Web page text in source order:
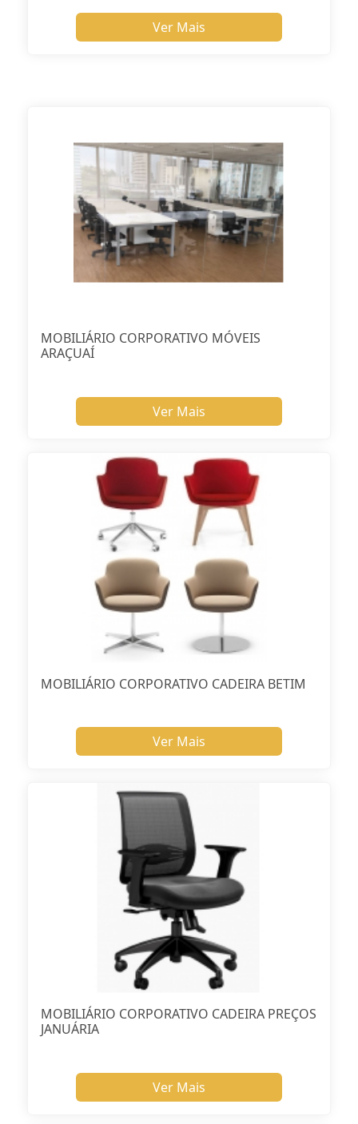
Ver Mais
MOBILIÁRIO CORPORATIVO MÓVEIS
ARAÇUAÍ
Ver Mais
MOBILIÁRIO CORPORATIVO CADEIRA BETIM
Ver Mais
MOBILIÁRIO CORPORATIVO CADEIRA PREÇOS
JANUÁRIA
Ver Mais